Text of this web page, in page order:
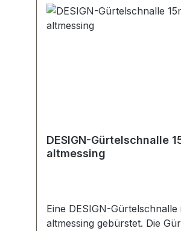
DESIGN-Gürtelschnalle
altmessing
Eine DESIGN-
altmessing gebürstet. Die